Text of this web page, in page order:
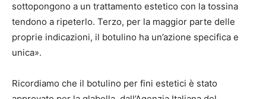
sottopongono a un trattamento estetico con la tossina
tendono a ripeterlo. Terzo, per la maggior parte delle
proprie indicazioni, il botulino ha un’azione specifica e
unica».
Ricordiamo che il botulino per fini estetici è stato